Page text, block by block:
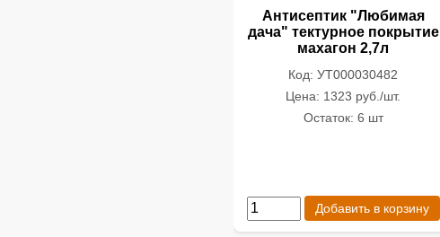
Антисептик "Любимая
дача" тектурное покрытие
махагон 2,7л
Код: УТ000030482
Цена: 1323 руб./шт.
Остаток: 6 шт
Добавить в корзину